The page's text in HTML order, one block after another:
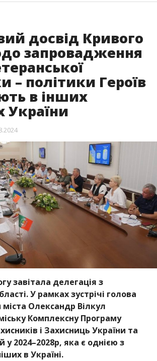
досвід Кривого
запровадження
– політики Героїв
в інших
України
завітала делегація з
У рамках зустрічі голова
Олександр Вілкул
Комплексну Програму
і Захисниць України та
у 2024–2028р, яка є однією з
в Україні.